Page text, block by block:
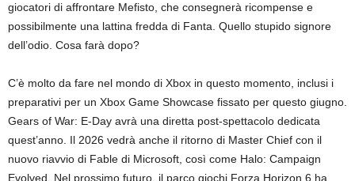
giocatori di affrontare Mefisto, che consegnerà ricompense e
possibilmente una lattina fredda di Fanta. Quello stupido signore
dell’odio. Cosa farà dopo?
C’è molto da fare nel mondo di Xbox in questo momento, inclusi i
preparativi per un Xbox Game Showcase fissato per questo giugno.
Gears of War: E-Day avrà una diretta post-spettacolo dedicata
quest’anno. Il 2026 vedrà anche il ritorno di Master Chief con il
nuovo riavvio di Fable di Microsoft, così come Halo: Campaign
Evolved. Nel prossimo futuro, il parco giochi Forza Horizon 6 ha